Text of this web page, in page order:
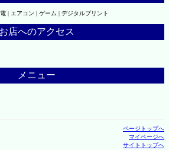
| エアコン | ゲーム | デジタルプリント
お店へのアクセス
メニュー
ページトップへ
マイページへ
サイトトップへ